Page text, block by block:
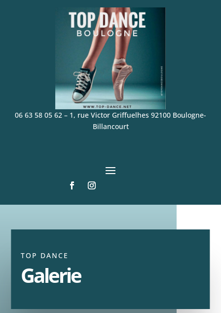
06 63 58 05 62 – 1, rue Victor Griffuelhes 92100 Boulogne-
Billancourt
TOP DANCE
Galerie